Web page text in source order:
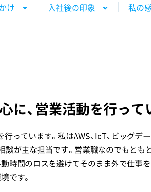
け 入社後の印象
私の
に、営業活動を行って
っています。私はAWS、IoT、ビッグデ
談が主な担当です。営業職なのでもと
時間のロスを避けてそのまま外で仕事
です。